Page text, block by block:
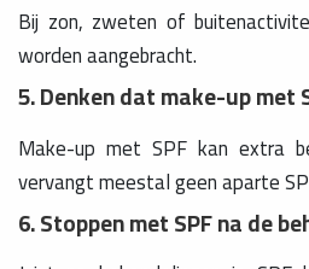
Bij zon, zweten of
worden aangebracht.
5. Denken dat make-up met
Make-up met SPF kan extra
vervangt meestal geen aparte
6. Stoppen met SPF na de